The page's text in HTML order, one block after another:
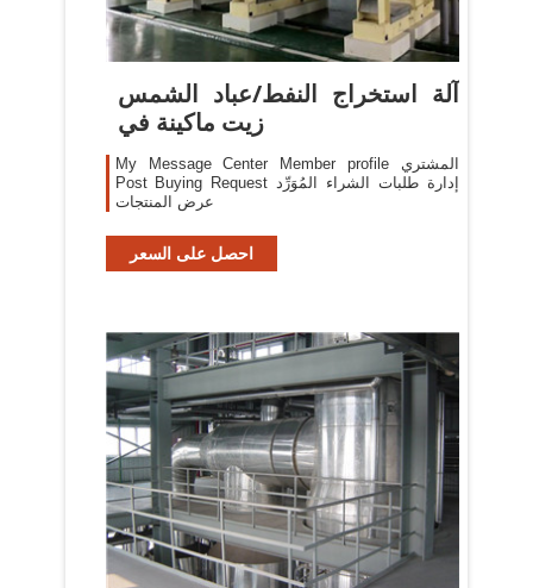
آلة استخراج النفط/عباد الشمس
زيت ماكينة في
My Message Center Member profile المشتري
Post Buying Request إدارة طلبات الشراء المُوَرِّد
عرض المنتجات
احصل على السعر